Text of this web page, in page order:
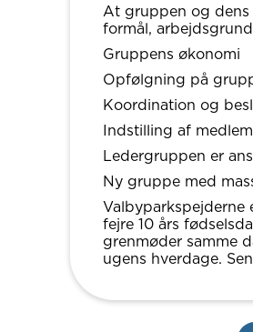
At gruppen og dens
formål,
Gruppens økonomi
Opfølgning på
Koordination og
Indstilling af
Ledergruppen er
Ny gruppe med
Valbyparkspejderne
fejre 10 års
grenmøder samme
ugens hverdage.